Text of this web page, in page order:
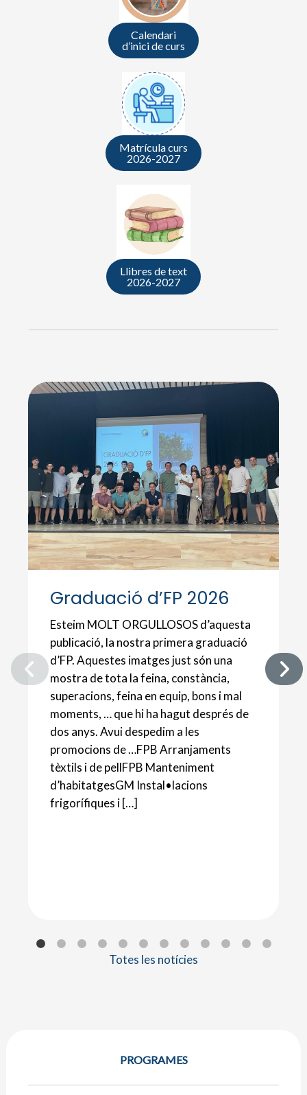
PROGRAMES
Calendari
d’inici de curs
Matrícula curs
2026-2027
Llibres de text
2026-2027
Graduació d’FP 2026
Esteim MOLT ORGULLOSOS d’aquesta
publicació, la nostra primera graduació
d’FP. Aquestes imatges just són una
mostra de tota la feina, constància,
superacions, feina en equip, bons i mal
moments, … que hi ha hagut després de
dos anys. Avui despedim a les
promocions de …FPB Arranjaments
tèxtils i de pellFPB Manteniment
d’habitatgesGM Instal•lacions
frigorífiques i […]
Totes les notícies